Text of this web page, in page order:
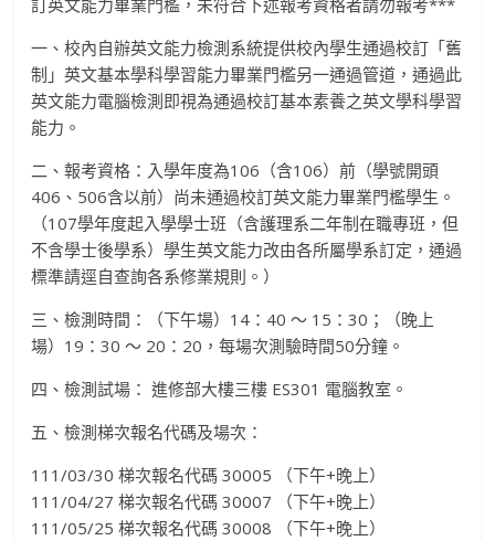
官
方
網
站
一、校內自辦英文能力檢測系統提供校內學生通過校訂「舊
制」英文基本學科學習能力畢業門檻另一通過管道，通過此
英文能力電腦檢測即視為通過校訂基本素養之英文學科學習
能力。
二、報考資格：入學年度為106（含106）前（學號開頭
406、506含以前）尚未通過校訂英文能力畢業門檻學生。
（107學年度起入學學士班（含護理系二年制在職專班，但
不含學士後學系）學生英文能力改由各所屬學系訂定，通過
標準請逕自查詢各系修業規則。）
三、檢測時間：（下午場）14：40 ～ 15：30；（晚上
場）19：30 ～ 20：20，每場次測驗時間50分鐘。
四、檢測試場： 進修部大樓三樓 ES301 電腦教室。
五、檢測梯次報名代碼及場次：
111/03/30 梯次報名代碼 30005 （下午+晚上）
111/04/27 梯次報名代碼 30007 （下午+晚上）
111/05/25 梯次報名代碼 30008 （下午+晚上）